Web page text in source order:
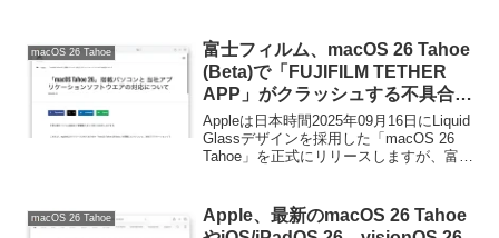
スポートがサポートされています。
macOS 26 Tahoe
富士フィルム、macOS 26 Tahoe
(Beta)で「FUJIFILM TETHER
APP」がクラッシュする不具合や
「X RAW STUDIO」の一部機能
が利用できない不具合があると通
知。
Appleは日本時間2025年09月16日にLiquid
Glassデザインを採用した「macOS 26
Tahoe」を正式にリリースしますが、富士
った結果、同社のMacアプリでいくつ不
具合が確認されたとして結果を公開して
macOS 26 Tahoe
Apple、最新のmacOS 26 Tahoe